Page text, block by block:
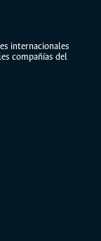
internacionales
compañías del